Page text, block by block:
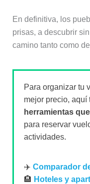
En definitiva, los
prisas, a descubrir
camino tanto como
Para organizar tu
mejor precio,
herramientas
para reservar
actividades.
✈️ Comparador
🏨 Hoteles y